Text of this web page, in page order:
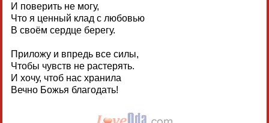
И поверить не могу,
Что я ценный клад с любовью
В своём сердце берегу.
Приложу и впредь все силы,
Чтобы чувств не растерять.
И хочу, чтоб нас хранила
Вечно Божья благодать!